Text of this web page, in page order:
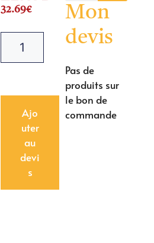
32.69€
Ajo
uter
au
devi
s
Mon
devis
Pas de
produits sur
le bon de
commande